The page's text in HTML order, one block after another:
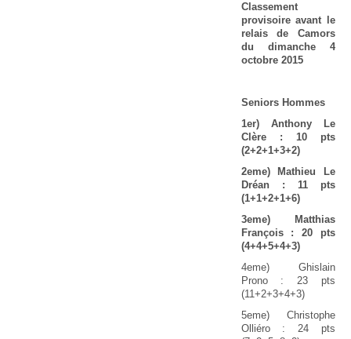
Classement
provisoire avant le
relais de Camors
du dimanche 4
octobre 2015
Seniors Hommes
1er) Anthony Le
Clère : 10 pts
(2+2+1+3+2)
2eme) Mathieu Le
Dréan : 11 pts
(1+1+2+1+6)
3eme) Matthias
François : 20 pts
(4+4+5+4+3)
4eme) Ghislain
Prono : 23 pts
(11+2+3+4+3)
5eme) Christophe
Olliéro : 24 pts